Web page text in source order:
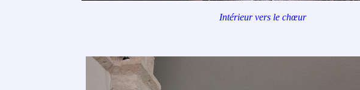
Intérieur vers le chœur